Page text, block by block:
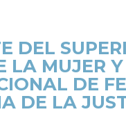
DEL
MUJER
DE
DE LA